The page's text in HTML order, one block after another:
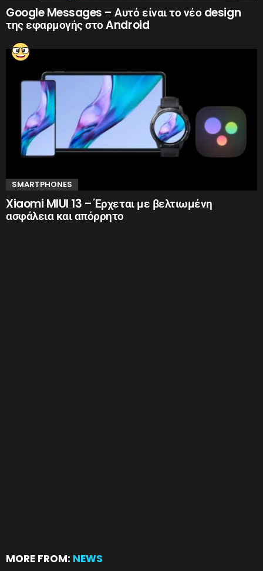
Google Messages – Αυτό είναι το νέο design
της εφαρμογής στο Android
SMARTPHONES
Xiaomi MIUI 13 – Έρχεται με βελτιωμένη
ασφάλεια και απόρρητο
MORE FROM: NEWS